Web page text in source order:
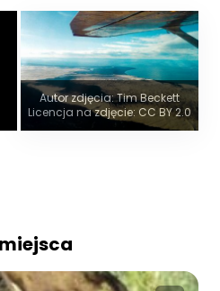
Autor zdjęcia: Tim Beckett
Licencja na zdjęcie: CC BY 2.0